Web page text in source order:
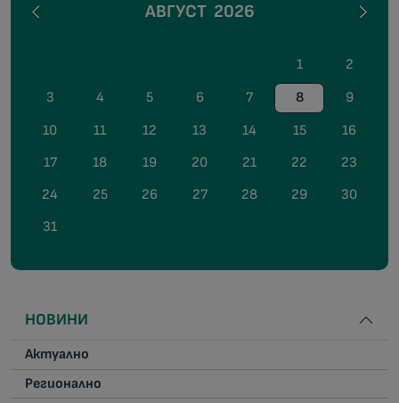
АВГУСТ 2026
1
2
3
4 5 6 7 8
9
10
11 12 13 14 15
16
17
18 19 20 21 22
23
24
25 26 27 28 29
30
31
НОВИНИ
Актуално
Регионално